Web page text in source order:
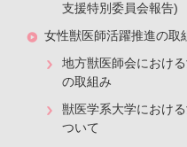
［ 2 ］ de A Lucidi
［ 3 ］ Stokol T,
支援特別委員会報告)
女性獣医師活躍推進の取
地方獣医師会におけ
の取組み
獣医学系大学におけ
ついて